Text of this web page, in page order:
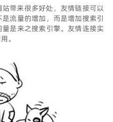
带来很多好处，友情链接可以
流量的增加，而是增加搜索引
是来之搜索引擎。友情连接实
。